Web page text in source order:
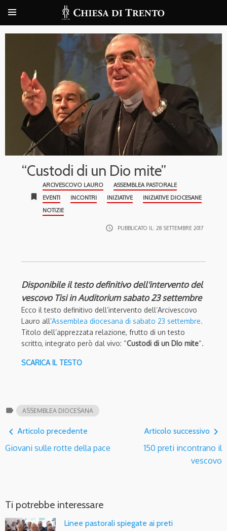
“Custodi di un Dio mite”
bookmark
ARCIVESCOVO LAURO
ASSEMBLEA PASTORALE
EVENTI
INCONTRI INIZIATIVE
INIZIATIVE DIOCESANE
NOTIZIE
access_time PUBBLICATO IL: 28 SETTEMBRE 2017
Disponibile il testo definitivo dell'intervento del
vescovo Tisi in Auditorium sabato 23 settembre
Ecco il testo definitivo dell’intervento dell’Arcivescovo
Lauro all’Assemblea diocesana di sabato 23 settembre.
Titolo dell’apprezzata relazione, frutto di un testo
scritto, integrato però dal vivo: “Custodi di un DIo mite“.
SCARICA IL TESTO
label ASSEMBLEA DIOCESANA
navigate_before Articolo precedente
Giovani sulle rotte della pace
Articolo successivo navigate_next
150 preti incontrano il
vescovo
Ti potrebbe interessare
Linee pastorali spiegate ai preti